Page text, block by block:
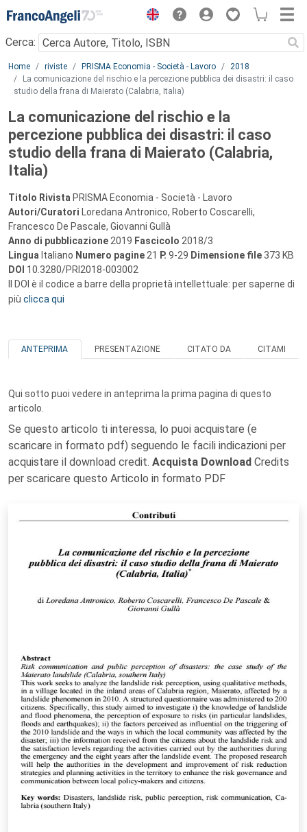
Menu
Cerca:
Main content
Home riviste PRISMA Economia - Società - Lavoro
2018
La comunicazione del rischio e la percezione pubblica dei disastri: il caso
studio della frana di Maierato (Calabria, Italia)
La comunicazione del rischio e la
percezione pubblica dei disastri: il caso
studio della frana di Maierato (Calabria,
Italia)
Titolo Rivista PRISMA Economia - Società - Lavoro
Autori/Curatori Loredana Antronico, Roberto Coscarelli,
Francesco De Pascale, Giovanni Gullà
Anno di pubblicazione 2019 Fascicolo 2018/3
Lingua Italiano Numero pagine 21 P. 9-29 Dimensione file 373 KB
DOI 10.3280/PRI2018-003002
Il DOI è il codice a barre della proprietà intellettuale: per saperne di
più clicca qui
ANTEPRIMA PRESENTAZIONE CITATO DA CITAMI
Qui sotto puoi vedere in anteprima la prima pagina di questo
articolo.
Se questo articolo ti interessa, lo puoi acquistare (e
scaricare in formato pdf) seguendo le facili indicazioni per
acquistare il download credit. Acquista Download Credits
per scaricare questo Articolo in formato PDF